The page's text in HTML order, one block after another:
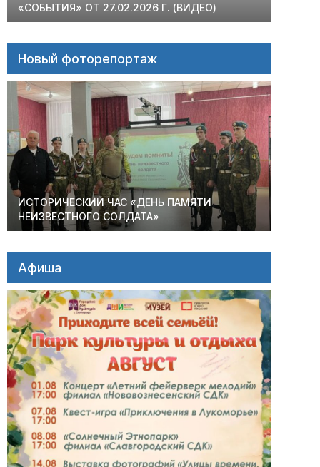
«СОБЫТИЯ» ОТ 27.02.2026 Г. (ВИДЕО)
Новый фоторепортаж
ИСТОРИЧЕСКИЙ ЧАС «ДЕНЬ ПАМЯТИ
НЕИЗВЕСТНОГО СОЛДАТА»
Афиша